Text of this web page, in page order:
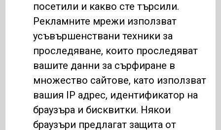
посетили и какво сте търсили.
Рекламните мрежи използват
усъвършенствани техники за
проследяване, които проследяват
вашите данни за сърфиране в
множество сайтове, като използват
вашия IP адрес, идентификатор на
браузъра и бисквитки. Някои
браузъри предлагат защита от